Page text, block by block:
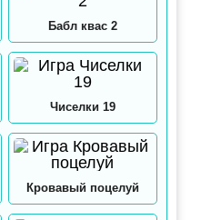
Бабл квас 2
Чиселки 19
Кровавый поцелуй